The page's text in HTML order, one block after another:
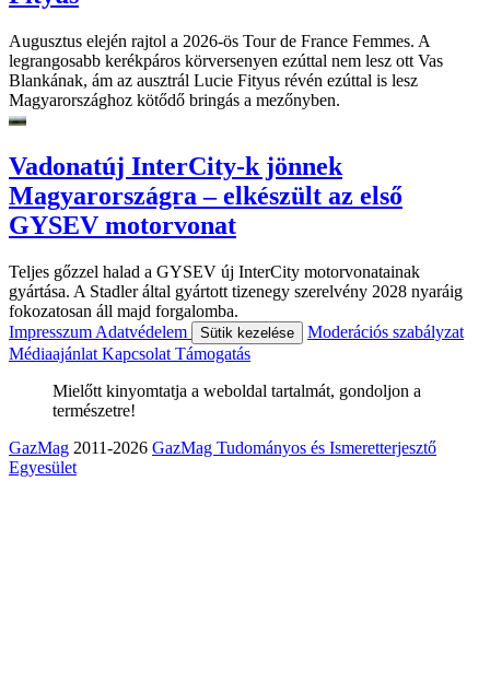
Augusztus elején rajtol a 2026-ös Tour de France Femmes. A
legrangosabb kerékpáros körversenyen ezúttal nem lesz ott Vas
Blankának, ám az ausztrál Lucie Fityus révén ezúttal is lesz
Magyarországhoz kötődő bringás a mezőnyben.
Vadonatúj InterCity-k jönnek
Magyarországra – elkészült az első
GYSEV motorvonat
Teljes gőzzel halad a GYSEV új InterCity motorvonatainak
gyártása. A Stadler által gyártott tizenegy szerelvény 2028 nyaráig
fokozatosan áll majd forgalomba.
Impresszum Adatvédelem Sütik kezelése
Moderációs szabályzat
Médiaajánlat Kapcsolat Támogatás
Mielőtt kinyomtatja a weboldal tartalmát, gondoljon a
természetre!
GazMag 2011-2026 GazMag Tudományos és Ismeretterjesztő
Egyesület